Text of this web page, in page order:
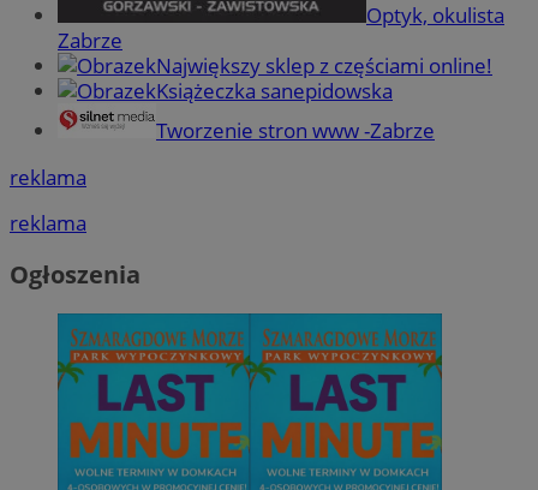
Optyk, okulista
Zabrze
Największy sklep z częściami online!
Książeczka sanepidowska
Tworzenie stron www -Zabrze
reklama
reklama
Ogłoszenia